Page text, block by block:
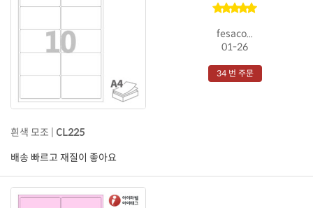
fesaco...
01-26
34 번 주문
흰색 모조 | CL225
배송 빠르고 재질이 좋아요